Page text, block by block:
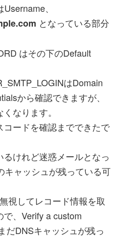
、
となっている部分
はその下のDefault
はDomain
から確認できますが、
なります。
コードを確認までできたで
るけれど迷惑メールとなっ
キャッシュが残っている可
視してレコード情報を取
で、Verify a custom
だDNSキャッシュが残っ